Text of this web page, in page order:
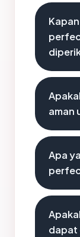
aman
Apa
dapat